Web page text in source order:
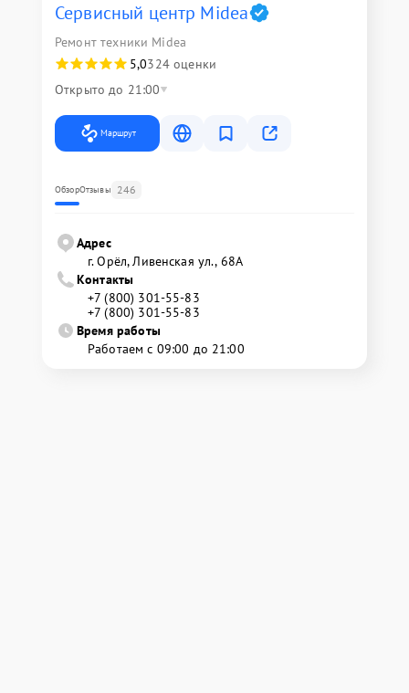
Сервисный центр Midea
Ремонт техники Midea
5,0324 оценки
Открыто до 21:00
Маршрут
ОбзорОтзывы 246
Адрес
г. Орёл, Ливенская ул., 68А
Контакты
+7 (800) 301-55-83
+7 (800) 301-55-83
Время работы
Работаем с 09:00 до 21:00